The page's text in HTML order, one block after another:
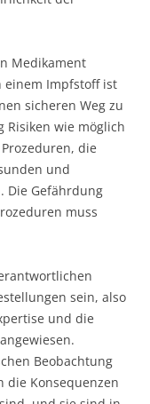
Medikament
einem Impfstoff ist
sicheren Weg zu
Risiken wie möglich
die
und
Die Gefährdung
muss
sein, also
und die
Beobachtung
Konsequenzen